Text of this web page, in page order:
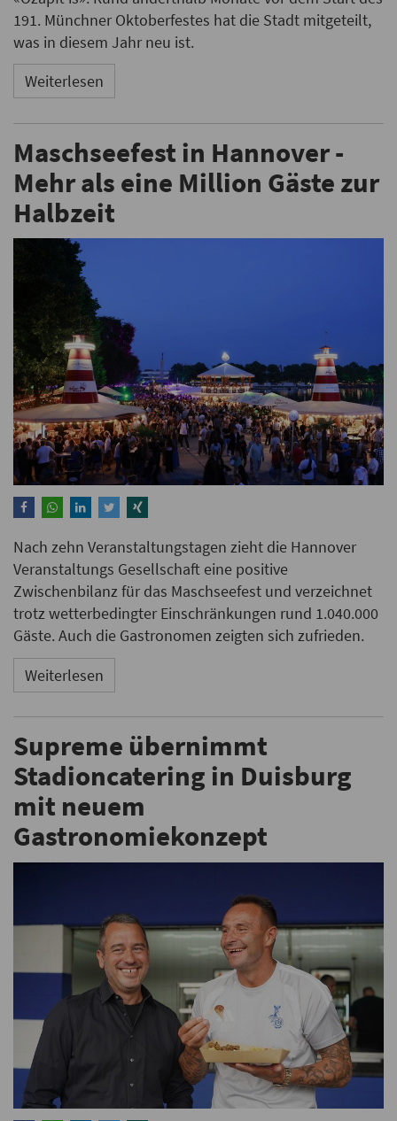
191. Münchner Oktoberfestes hat die Stadt mitgeteilt,
was in diesem Jahr neu ist.
Weiterlesen
Maschseefest in Hannover -
Mehr als eine Million Gäste zur
Halbzeit
Nach zehn Veranstaltungstagen zieht die Hannover
Veranstaltungs Gesellschaft eine positive
Zwischenbilanz für das Maschseefest und verzeichnet
trotz wetterbedingter Einschränkungen rund 1.040.000
Gäste. Auch die Gastronomen zeigten sich zufrieden.
Weiterlesen
Supreme übernimmt
Stadioncatering in Duisburg
mit neuem
Gastronomiekonzept